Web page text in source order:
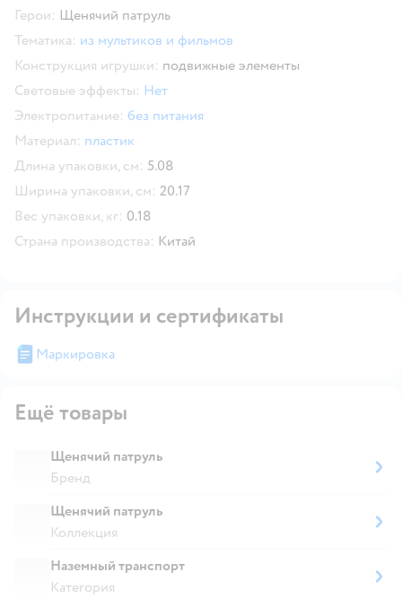
Герои: Щенячий патруль
Тематика: из мультиков и фильмов
Конструкция игрушки: подвижные элементы
Световые эффекты: Нет
Электропитание: без питания
Материал: пластик
Длина упаковки, см: 5.08
Ширина упаковки, см: 20.17
Вес упаковки, кг: 0.18
Страна производства: Китай
Инструкции и сертификаты
Маркировка
Ещё товары
Щенячий патруль
Бренд
Щенячий патруль
Коллекция
Наземный транспорт
Категория